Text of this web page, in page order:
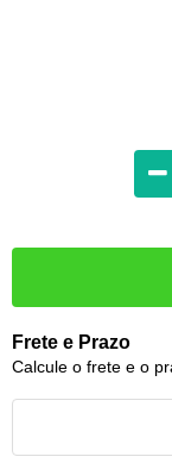
Frete e Prazo
Calcule o frete e o